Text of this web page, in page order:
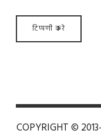
COPYRIGHT ©